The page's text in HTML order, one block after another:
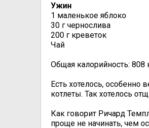
Ужин
1 маленькое яблоко
30 г чернослива
200 г креветок
Чай
Общая калорийность: 808
Есть хотелось,
котлеты. Так хотелось
Как говорит Ричард
проще не начинать, чем